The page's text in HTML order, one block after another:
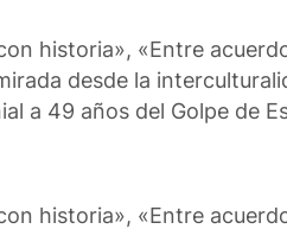
historia», «Entre
desde la
a 49 años del Golpe de
historia», «Entre